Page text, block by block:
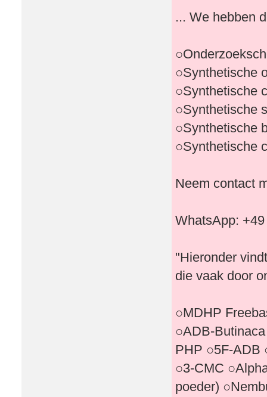
... We hebben
○Synthetische
○Synthetische
○Synthetische
○Synthetische
○Synthetische
Neem contact
WhatsApp:
"Hieronder
die vaak door
○MDHP
○ADB-
PHP ○5F-ADB
○3-CMC
poeder)